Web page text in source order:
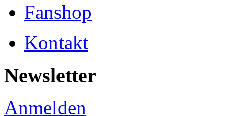
Fanshop
Kontakt
Newsletter
Anmelden